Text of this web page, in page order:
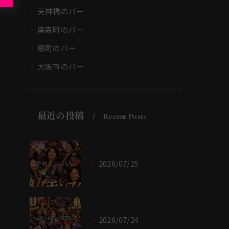
天神橋のバー
南森町のバー
扇町のバー
大阪市のバー
最近の投稿 Recent Posts
2026/07/25
2026/07/24